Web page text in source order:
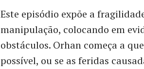
Este episódio expõe a
manipulação, colocando em
obstáculos. Orhan começa a
possível, ou se as feridas